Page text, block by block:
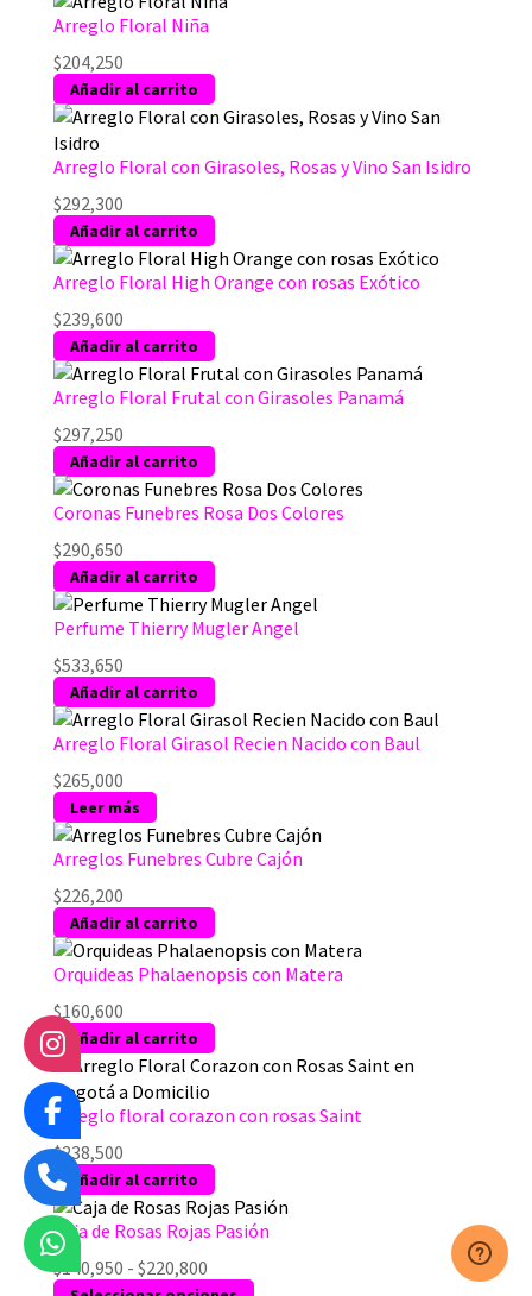
en
página
Arreglo Floral Niña
$204,250
Añadir al carrito
Arreglo Floral con Girasoles, Rosas y Vino San Isidro
$292,300
Añadir al carrito
Arreglo Floral High Orange con rosas Exótico
$239,600
Añadir al carrito
Arreglo Floral Frutal con Girasoles Panamá
$297,250
Añadir al carrito
Coronas Funebres Rosa Dos Colores
$290,650
Añadir al carrito
Perfume Thierry Mugler Angel
$533,650
Añadir al carrito
Arreglo Floral Girasol Recien Nacido con Baul
$265,000
Leer más
Arreglos Funebres Cubre Cajón
$226,200
Añadir al carrito
Orquideas Phalaenopsis con Matera
$160,600
Añadir al carrito
Arreglo floral corazon con rosas Saint
$238,500
Añadir al carrito
Caja de Rosas Rojas Pasión
$140,950 - $220,800Rango